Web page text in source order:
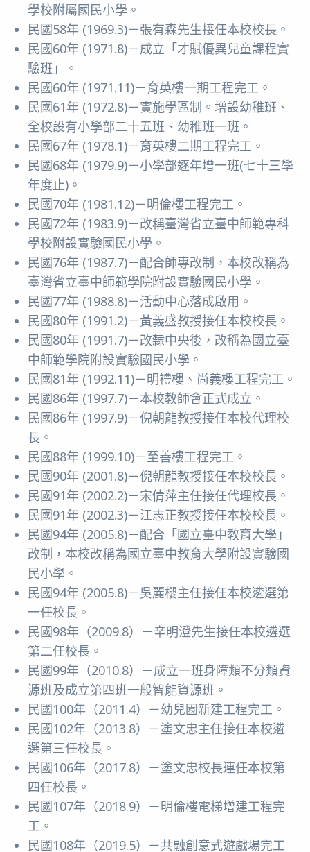
學校附屬國民小學。
民國58年 (1969.3)－張有森先生接任本校校長。
民國60年 (1971.8)－成立「才賦優異兒童課程實
驗班」。
民國60年 (1971.11)－育英樓一期工程完工。
民國61年 (1972.8)－實施學區制。增設幼稚班、
全校設有小學部二十五班、幼稚班一班。
民國67年 (1978.1)－育英樓二期工程完工。
民國68年 (1979.9)－小學部逐年增一班(七十三學
年度止)。
民國70年 (1981.12)－明倫樓工程完工。
民國72年 (1983.9)－改稱臺灣省立臺中師範專科
學校附設實驗國民小學。
民國76年 (1987.7)－配合師專改制，本校改稱為
臺灣省立臺中師範學院附設實驗國民小學。
民國77年 (1988.8)－活動中心落成啟用。
民國80年 (1991.2)－黃義盛教授接任本校校長。
民國80年 (1991.7)－改隸中央後，改稱為國立臺
中師範學院附設實驗國民小學。
民國81年 (1992.11)－明禮樓、尚義樓工程完工。
民國86年 (1997.7)－本校教師會正式成立。
民國86年 (1997.9)－倪朝龍教授接任本校代理校
長。
民國88年 (1999.10)－至善樓工程完工。
民國90年 (2001.8)－倪朝龍教授接任本校校長。
民國91年 (2002.2)－宋倩萍主任接任代理校長。
民國91年 (2002.3)－江志正教授接任本校校長。
民國94年 (2005.8)－配合「國立臺中教育大學」
改制，本校改稱為國立臺中教育大學附設實驗國
民小學。
民國94年 (2005.8)－吳麗櫻主任接任本校遴選第
一任校長。
民國98年（2009.8）－辛明澄先生接任本校遴選
第二任校長。
民國99年（2010.8）－成立一班身障類不分類資
源班及成立第四班一般智能資源班。
民國100年（2011.4）－幼兒園新建工程完工。
民國102年（2013.8）－塗文忠主任接任本校遴
選第三任校長。
民國106年（2017.8）－塗文忠校長連任本校第
四任校長。
民國107年（2018.9）－明倫樓電梯增建工程完
工。
民國108年（2019.5）－共融創意式遊戲場完工